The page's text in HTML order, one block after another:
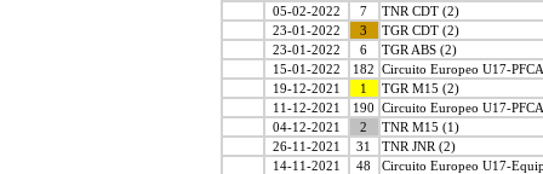
05-02-2022
7
TNR CDT (2)
23-01-2022
3
TGR CDT (2)
23-01-2022
6
TGR ABS (2)
15-01-2022
182 Circuito Europeo U17-
19-12-2021
1
TGR M15 (2)
11-12-2021
190 Circuito Europeo U17-
04-12-2021
2
TNR M15 (1)
26-11-2021
31
TNR JNR (2)
14-11-2021
48
Circuito Europeo U17-